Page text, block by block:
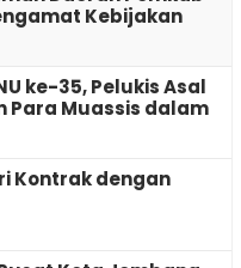
Kebijakan
ke-35, Pelukis Asal
Para Muassis dalam
Kontrak dengan